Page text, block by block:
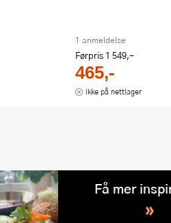
1 anmeldelse
Førpris 1 549,-
465,-
Ikke på nettlager
Få mer
»